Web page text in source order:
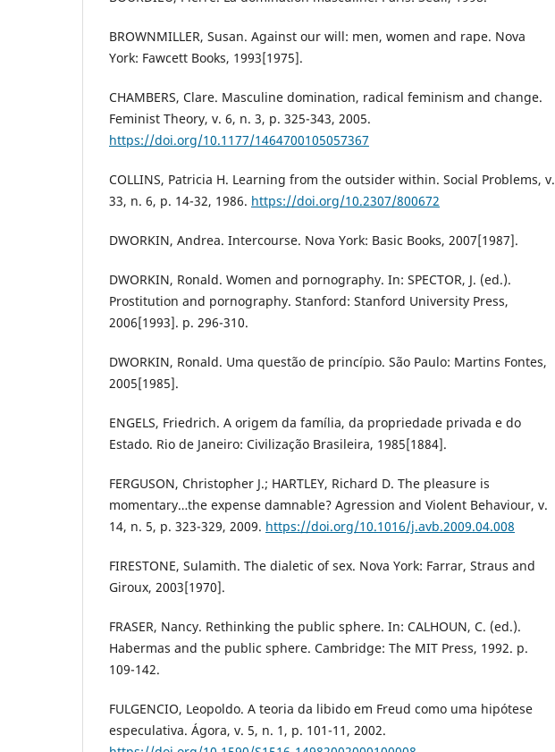
BROWNMILLER, Susan. Against our will: men, women and rape. Nova
York: Fawcett Books, 1993[1975].
CHAMBERS, Clare. Masculine domination, radical feminism and change.
Feminist Theory, v. 6, n. 3, p. 325-343, 2005.
https://doi.org/10.1177/1464700105057367
COLLINS, Patricia H. Learning from the outsider within. Social Problems, v.
33, n. 6, p. 14-32, 1986. https://doi.org/10.2307/800672
DWORKIN, Andrea. Intercourse. Nova York: Basic Books, 2007[1987].
DWORKIN, Ronald. Women and pornography. In: SPECTOR, J. (ed.).
Prostitution and pornography. Stanford: Stanford University Press,
2006[1993]. p. 296-310.
DWORKIN, Ronald. Uma questão de princípio. São Paulo: Martins Fontes,
2005[1985].
ENGELS, Friedrich. A origem da família, da propriedade privada e do
Estado. Rio de Janeiro: Civilização Brasileira, 1985[1884].
FERGUSON, Christopher J.; HARTLEY, Richard D. The pleasure is
momentary…the expense damnable? Agression and Violent Behaviour, v.
14, n. 5, p. 323-329, 2009. https://doi.org/10.1016/j.avb.2009.04.008
FIRESTONE, Sulamith. The dialetic of sex. Nova York: Farrar, Straus and
Giroux, 2003[1970].
FRASER, Nancy. Rethinking the public sphere. In: CALHOUN, C. (ed.).
Habermas and the public sphere. Cambridge: The MIT Press, 1992. p.
109-142.
FULGENCIO, Leopoldo. A teoria da libido em Freud como uma hipótese
especulativa. Ágora, v. 5, n. 1, p. 101-11, 2002.